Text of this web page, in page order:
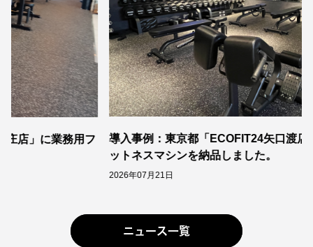
フ
導入事例：東京都「ECOFIT24矢口渡店」に業務用フィ
ットネスマシンを納品しました。
ニュース一覧